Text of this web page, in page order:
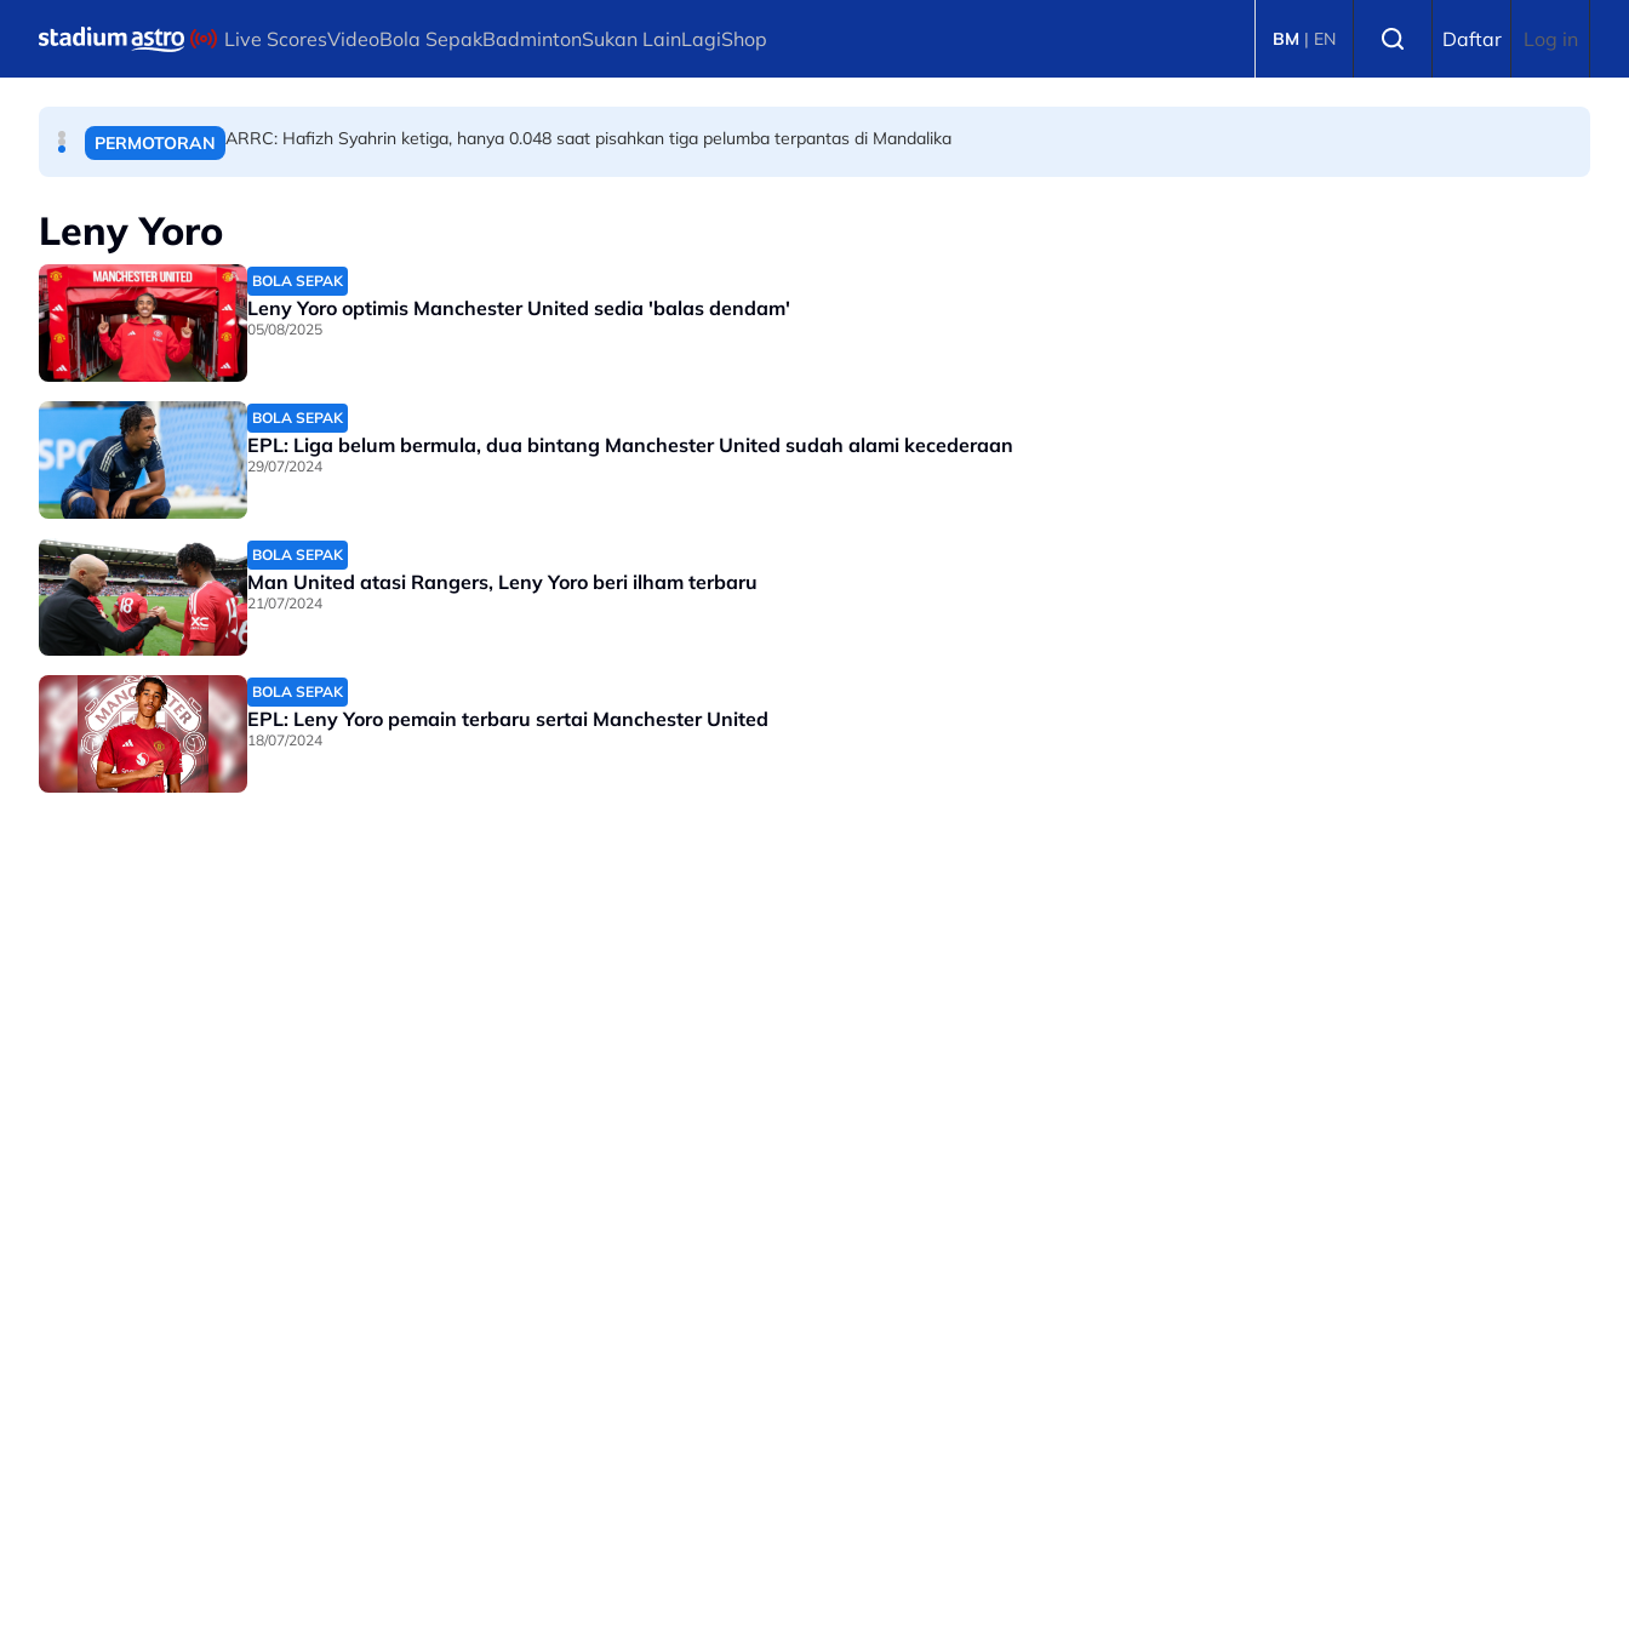
Live ScoresVideoBola SepakBadmintonSukan LainLagiShop BM | EN Daftar Log in
BOLA SEPAK
PERMOTORAN ARRC: Hafizh Syahrin ketiga, hanya 0.048 saat pisahkan tiga pelumba terpantas di Mandalika
Leny Yoro
BOLA SEPAK
Leny Yoro optimis Manchester United sedia 'balas dendam'
05/08/2025
BOLA SEPAK
EPL: Liga belum bermula, dua bintang Manchester United sudah alami kecederaan
29/07/2024
BOLA SEPAK
Man United atasi Rangers, Leny Yoro beri ilham terbaru
21/07/2024
BOLA SEPAK
EPL: Leny Yoro pemain terbaru sertai Manchester United
18/07/2024